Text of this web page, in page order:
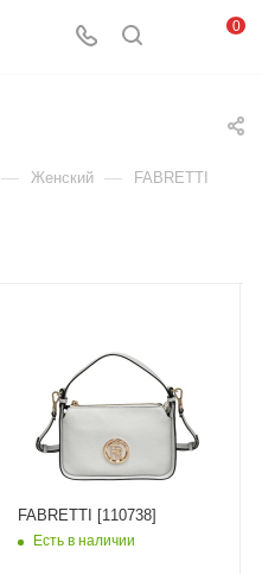
0
— Женский — FABRETTI
FABRETTI [110738]
Есть в наличии